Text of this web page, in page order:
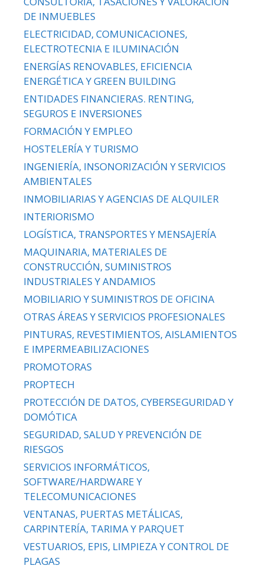
DE INMUEBLES
ELECTRICIDAD, COMUNICACIONES,
ELECTROTECNIA E ILUMINACIÓN
ENERGÍAS RENOVABLES, EFICIENCIA
ENERGÉTICA Y GREEN BUILDING
ENTIDADES FINANCIERAS. RENTING,
SEGUROS E INVERSIONES
FORMACIÓN Y EMPLEO
HOSTELERÍA Y TURISMO
INGENIERÍA, INSONORIZACIÓN Y SERVICIOS
AMBIENTALES
INMOBILIARIAS Y AGENCIAS DE ALQUILER
INTERIORISMO
LOGÍSTICA, TRANSPORTES Y MENSAJERÍA
MAQUINARIA, MATERIALES DE
CONSTRUCCIÓN, SUMINISTROS
INDUSTRIALES Y ANDAMIOS
MOBILIARIO Y SUMINISTROS DE OFICINA
OTRAS ÁREAS Y SERVICIOS PROFESIONALES
PINTURAS, REVESTIMIENTOS, AISLAMIENTOS
E IMPERMEABILIZACIONES
PROMOTORAS
PROPTECH
PROTECCIÓN DE DATOS, CYBERSEGURIDAD Y
DOMÓTICA
SEGURIDAD, SALUD Y PREVENCIÓN DE
RIESGOS
SERVICIOS INFORMÁTICOS,
SOFTWARE/HARDWARE Y
TELECOMUNICACIONES
VENTANAS, PUERTAS METÁLICAS,
CARPINTERÍA, TARIMA Y PARQUET
VESTUARIOS, EPIS, LIMPIEZA Y CONTROL DE
PLAGAS